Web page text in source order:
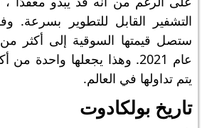
يتم تداولها في العالم.
تاريخ بولكادوت